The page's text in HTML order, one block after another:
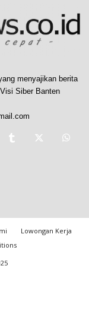
menyajikan berita
Siber Banten
Lowongan Kerja